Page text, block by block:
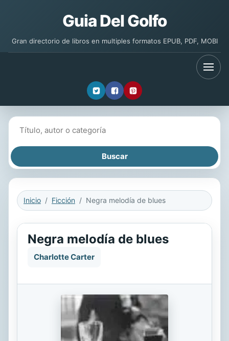
Guia Del Golfo
Gran directorio de libros en multiples formatos EPUB, PDF, MOBI
Inicio Ficción Negra melodía de blues
Negra melodía de blues
Charlotte Carter